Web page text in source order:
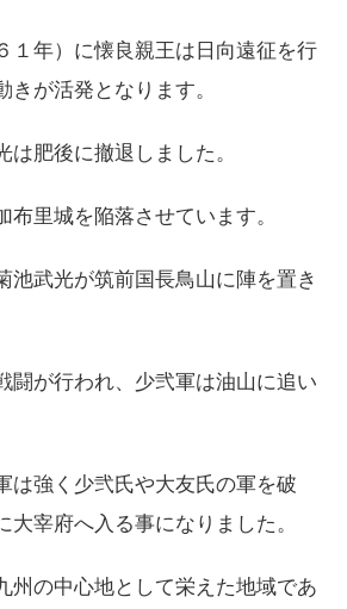
１年）に懐良親王は日向遠征を行
きが活発となります。
肥後に撤退しました。
布里城を陥落させています。
池武光が筑前国長鳥山に陣を置き
闘が行われ、少弐軍は油山に追い
は強く少弐氏や大友氏の軍を破
大宰府へ入る事になりました。
州の中心地として栄えた地域であ